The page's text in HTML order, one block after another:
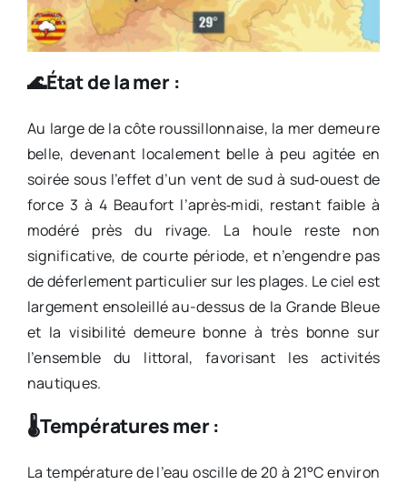
🌊État de la mer :
Au large de la côte roussillonnaise, la mer demeure
belle, devenant localement belle à peu agitée en
soirée sous l’effet d’un vent de sud à sud‑ouest de
force 3 à 4 Beaufort l’après‑midi, restant faible à
modéré près du rivage. La houle reste non
significative, de courte période, et n’engendre pas
de déferlement particulier sur les plages. Le ciel est
largement ensoleillé au-dessus de la Grande Bleue
et la visibilité demeure bonne à très bonne sur
l’ensemble du littoral, favorisant les activités
nautiques.
🌡️Températures mer :
La température de l’eau oscille de 20 à 21°C environ